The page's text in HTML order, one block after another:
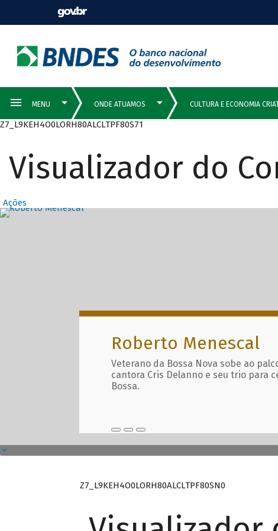
Z7_L9KEH4O0LORH80ALCLTPF80S71
Visualizador do
Ações
Destaques
Roberto Menescal
Veterano da Bossa Nova sobe ao
cantora Cris Delanno e seu trio para
Bossa.
Z7_L9KEH4O0LORH80ALCLTPF80SN0